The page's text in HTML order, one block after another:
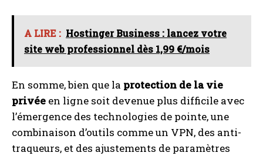
A LIRE : Hostinger Business : lancez votre
site web professionnel dès 1,99 €/mois
En somme, bien que la protection de la vie
privée en ligne soit devenue plus difficile avec
l’émergence des technologies de pointe, une
combinaison d’outils comme un VPN, des anti-
traqueurs, et des ajustements de paramètres